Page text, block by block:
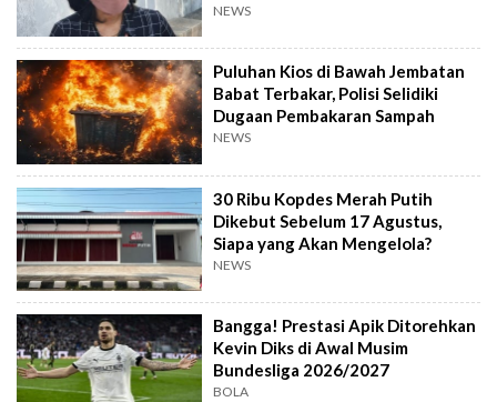
NEWS
Puluhan Kios di Bawah Jembatan
Babat Terbakar, Polisi Selidiki
Dugaan Pembakaran Sampah
NEWS
30 Ribu Kopdes Merah Putih
Dikebut Sebelum 17 Agustus,
Siapa yang Akan Mengelola?
NEWS
Bangga! Prestasi Apik Ditorehkan
Kevin Diks di Awal Musim
Bundesliga 2026/2027
BOLA